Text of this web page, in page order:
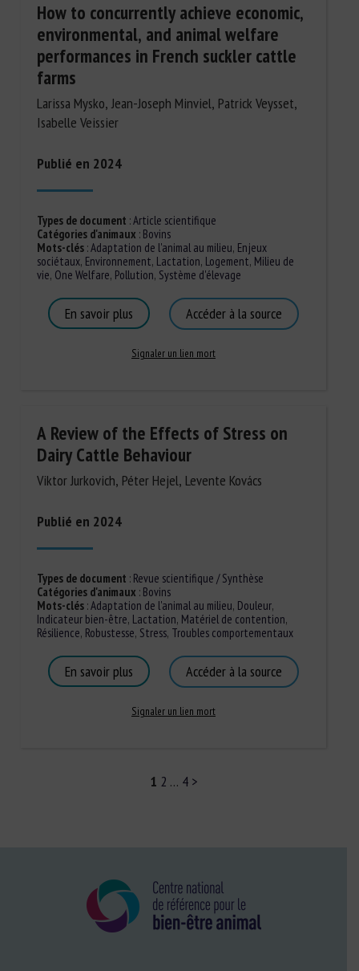
How to concurrently achieve economic,
environmental, and animal welfare
performances in French suckler cattle
farms
Larissa Mysko, Jean-Joseph Minviel, Patrick Veysset,
Isabelle Veissier
Publié en 2024
Types de document :Article scientifique
Catégories d'animaux : Bovins
Mots-clés:Adaptation de l'animal au milieu, Enjeux
sociétaux, Environnement, Lactation, Logement, Milieu de
vie, One Welfare, Pollution, Système d'élevage
En savoir plus Accéder à la source
Signaler un lien mort
A Review of the Effects of Stress on
Dairy Cattle Behaviour
Viktor Jurkovich, Péter Hejel, Levente Kovács
Publié en 2024
Types de document : Revue scientifique / Synthèse
Catégories d'animaux : Bovins
Mots-clés:Adaptation de l'animal au milieu, Douleur,
Indicateur bien-être, Lactation, Matériel de contention,
Résilience, Robustesse, Stress, Troubles comportementaux
En savoir plus Accéder à la source
Signaler un lien mort
1 2 … 4 >